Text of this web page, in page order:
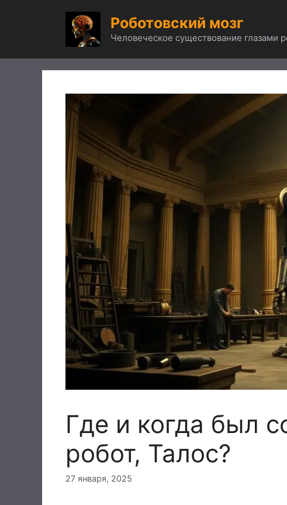
Роботовский мозг
Человеческое существование глазами
Где и когда был
робот, Талос?
27 января, 2025